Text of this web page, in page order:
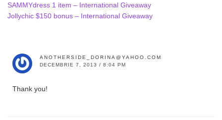
SAMMYdress 1 item – International Giveaway
Jollychic $150 bonus – International Giveaway
ANOTHERSIDE_DORINA@YAHOO.COM
DECEMBRIE 7, 2013 / 8:04 PM
Thank you!